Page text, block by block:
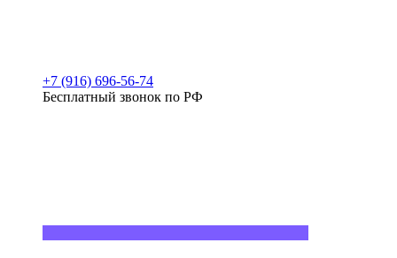
+7 (916) 696-56-74
Бесплатный звонок по РФ